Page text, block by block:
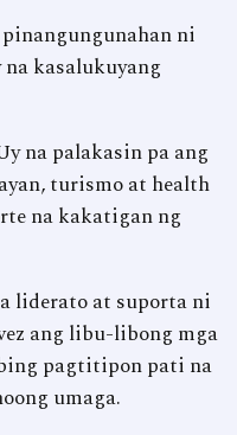
ni
kasalukuyang
na palakasin pa ang
turismo at health
na kakatigan ng
liderato at suporta ni
ang libu-libong mga
pagtitipon pati na
umaga.